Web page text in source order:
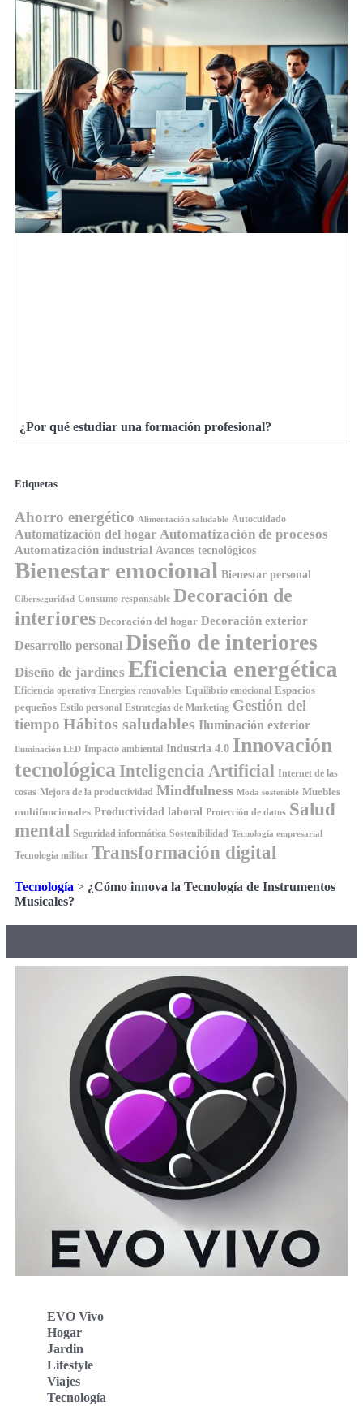
¿Por qué estudiar una formación profesional?
Etiquetas
Ahorro energético Alimentación saludable Autocuidado
Automatización del hogar Automatización de procesos
Automatización industrial Avances tecnológicos
Bienestar emocional Bienestar personal
Ciberseguridad Consumo responsable Decoración de
interiores Decoración del hogar Decoración exterior
Desarrollo personal Diseño de interiores
Diseño de jardines Eficiencia energética
Eficiencia operativa Energías renovables Equilibrio emocional Espacios
pequeños Estilo personal Estrategias de Marketing Gestión del
tiempo Hábitos saludables Iluminación exterior
Iluminación LED Impacto ambiental Industria 4.0 Innovación
tecnológica Inteligencia Artificial Internet de las
cosas Mejora de la productividad Mindfulness Moda sostenible Muebles
multifuncionales Productividad laboral Protección de datos Salud
mental Seguridad informática Sostenibilidad Tecnología empresarial
Tecnología militar Transformación digital
Tecnología > ¿Cómo innova la Tecnología de Instrumentos
Musicales?
EVO Vivo
Hogar
Jardin
Lifestyle
Viajes
Tecnología